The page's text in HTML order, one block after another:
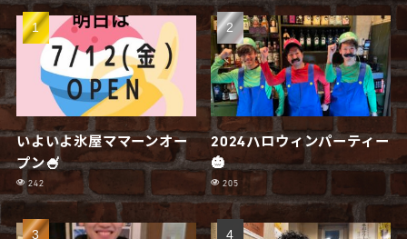
いよいよ氷屋ママーンオー
プン🍧
242
2024ハロウィンパーティー
🎃
205